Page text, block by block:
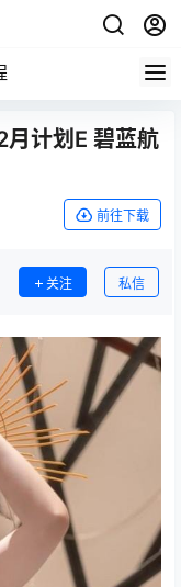
计划E 碧蓝航
前往下载
关注 私信